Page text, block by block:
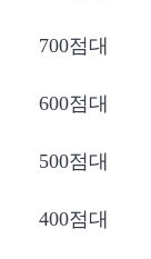
700점대
600점대
500점대
400점대